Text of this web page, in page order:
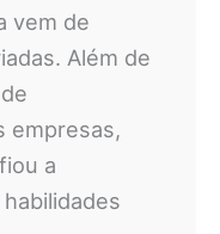
vem de
Além de
empresas,
a